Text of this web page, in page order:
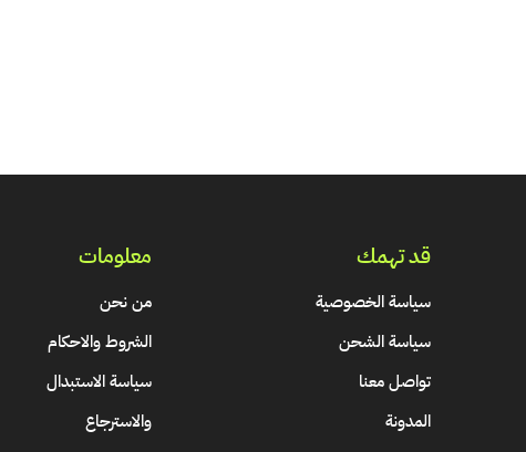
قد تهمك
سياسة الخصوصية
سياسة الشحن
تواصل معنا
المدونة
معلومات
من نحن
الشروط والاحكام
سياسة الاستبدال
والاسترجاع